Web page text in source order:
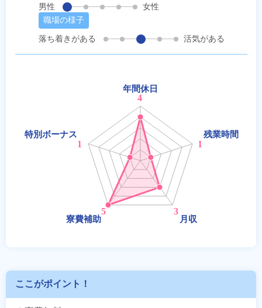
男性
女性
職場の様子
落ち着きがある
活気がある
ここがポイント！